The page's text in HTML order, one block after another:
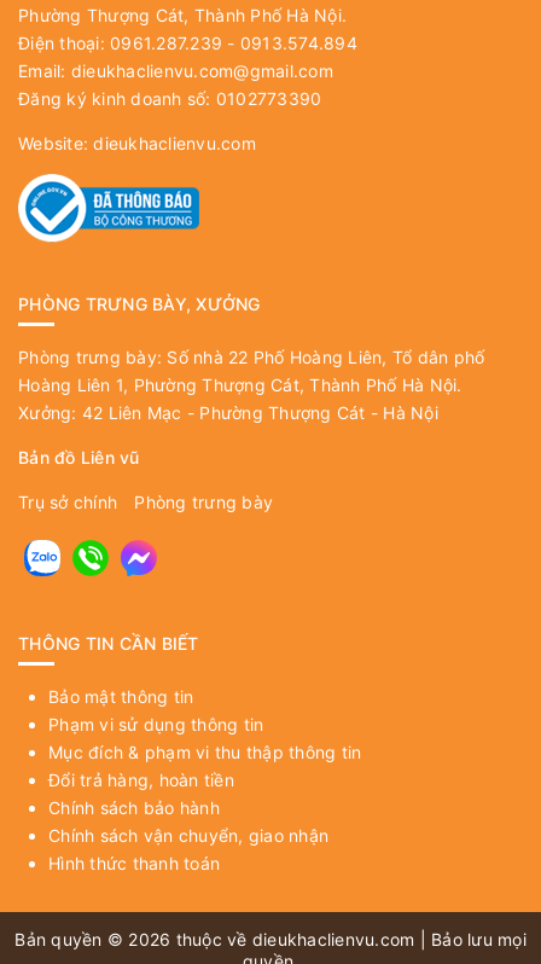
Phường Thượng Cát, Thành Phố Hà Nội.
Điện thoại: 0961.287.239 - 0913.574.894
Email: dieukhaclienvu.com@gmail.com
Đăng ký kinh doanh số: 0102773390
Website:dieukhaclienvu.com
PHÒNG TRƯNG BÀY, XƯỞNG
Phòng trưng bày: Số nhà 22 Phố Hoàng Liên, Tổ dân phố
Hoàng Liên 1, Phường Thượng Cát, Thành Phố Hà Nội.
Xưởng: 42 Liên Mạc - Phường Thượng Cát - Hà Nội
Bản đồ Liên vũ
Trụ sở chính Phòng trưng bày
THÔNG TIN CẦN BIẾT
Bảo mật thông tin
Phạm vi sử dụng thông tin
Mục đích & phạm vi thu thập thông tin
Đổi trả hàng, hoàn tiền
Chính sách bảo hành
Chính sách vận chuyển, giao nhận
Hình thức thanh toán
Bản quyền © 2026 thuộc về dieukhaclienvu.com | Bảo lưu mọi